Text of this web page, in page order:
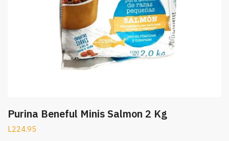
Purina Beneful Minis Salmon 2 Kg
L224.95